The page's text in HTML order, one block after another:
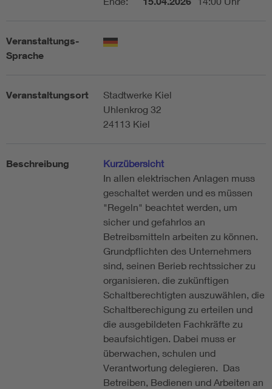
Functional safety
Veranstaltungs-
Sprache
Veranstaltungsort
Stadtwerke Kiel
Uhlenkrog 32
24113 Kiel
Beschreibung
Kurzübersicht
In allen elektrischen Anlagen muss
geschaltet werden und es müssen
"Regeln" beachtet werden, um
sicher und gefahrlos an
Betreibsmitteln arbeiten zu können.
Grundpflichten des Unternehmers
sind, seinen Berieb rechtssicher zu
organisieren. die zukünftigen
Schaltberechtigten auszuwählen, die
Schaltberechigung zu erteilen und
die ausgebildeten Fachkräfte zu
beaufsichtigen. Dabei muss er
überwachen, schulen und
Verantwortung delegieren. Das
Betreiben, Bedienen und Arbeiten an